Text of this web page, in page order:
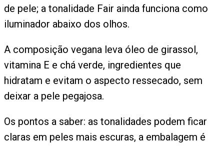
de pele; a tonalidade Fair ainda funciona como
iluminador abaixo dos olhos.
A composição vegana leva óleo de girassol,
vitamina E e chá verde, ingredientes que
hidratam e evitam o aspecto ressecado, sem
deixar a pele pegajosa.
Os pontos a saber: as tonalidades podem ficar
claras em peles mais escuras, a embalagem é